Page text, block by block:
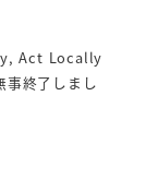
Act Locally
事終了しまし